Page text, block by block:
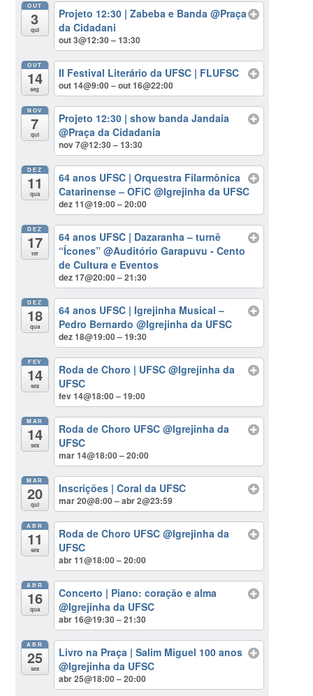
OUT
3
qui
Projeto 12:30 | Zabeba e Banda@Praça
da Cidadani
out 3@12:30 – 13:30
OUT
14
seg
II Festival Literário da UFSC | FLUFSC
out 14@9:00 – out 16@22:00
NOV
7
qui
Projeto 12:30 | show banda Jandaia
@Praça da Cidadania
nov 7@12:30 – 13:30
DEZ
11
qua
64 anos UFSC | Orquestra Filarmônica
Catarinense – OFiC@Igrejinha da UFSC
dez 11@19:00 – 20:00
DEZ
17
ter
64 anos UFSC | Dazaranha – turnê
“Ícones”@Auditório Garapuvu - Cento
de Cultura e Eventos
dez 17@20:00 – 21:30
DEZ
18
qua
64 anos UFSC | Igrejinha Musical –
Pedro Bernardo@Igrejinha da UFSC
dez 18@19:00 – 19:30
FEV
14
sex
Roda de Choro | UFSC@Igrejinha da
UFSC
fev 14@18:00 – 19:00
MAR
14
sex
Roda de Choro UFSC@Igrejinha da
UFSC
mar 14@18:00 – 20:00
MAR
20
qui
Inscrições | Coral da UFSC
mar 20@8:00 – abr 2@23:59
ABR
11
sex
Roda de Choro UFSC@Igrejinha da
UFSC
abr 11@18:00 – 20:00
ABR
16
qua
Concerto | Piano: coração e alma
@Igrejinha da UFSC
abr 16@19:30 – 21:30
ABR
25
sex
Livro na Praça | Salim Miguel 100 anos
@Igrejinha da UFSC
abr 25@18:00 – 20:00